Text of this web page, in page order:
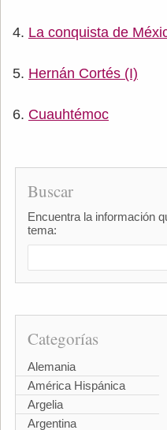
La conquista de
Hernán Cortés (I)
Cuauhtémoc
Buscar
Encuentra la información
tema:
Categorías
Alemania
América Hispánica
Argelia
Argentina